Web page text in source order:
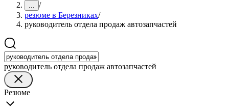
... /
резюме в Березниках/
руководитель отдела продаж автозапчастей
руководитель отдела продаж автозапчастей
Резюме